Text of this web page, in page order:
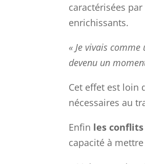
caractérisées
enrichissants.
« Je vivais
devenu un
Cet effet est loin
nécessaires au
Enfin les conflits
capacité à